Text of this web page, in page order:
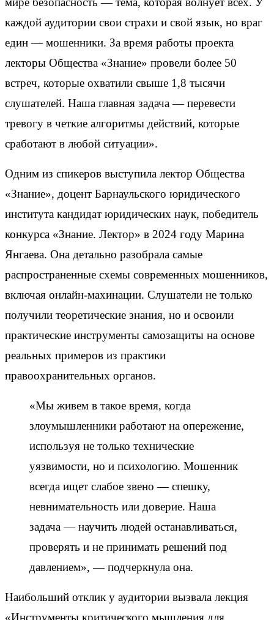
каждой аудитории свои страхи и свой язык, но враг
един — мошенники. За время работы проекта
лекторы Общества «Знание» провели более 50
встреч, которые охватили свыше 1,8 тысячи
слушателей. Наша главная задача — перевести
тревогу в четкие алгоритмы действий, которые
сработают в любой ситуации».
Одним из спикеров выступила лектор Общества
«Знание», доцент Барнаульского юридического
института кандидат юридических наук, победитель
конкурса «Знание. Лектор» в 2024 году Марина
Янгаева. Она детально разобрала самые
распространенные схемы современных мошенников,
включая онлайн-махинации. Слушатели не только
получили теоретические знания, но и освоили
практические инструменты самозащиты на основе
реальных примеров из практики
правоохранительных органов.
«Мы живем в такое время, когда
злоумышленники работают на опережение,
используя не только технические
уязвимости, но и психологию. Мошенник
всегда ищет слабое звено — спешку,
невнимательность или доверие. Наша
задача — научить людей останавливаться,
проверять и не принимать решений под
давлением», — подчеркнула она.
Наибольший отклик у аудитории вызвала лекция
«Инструменты критического мышления для